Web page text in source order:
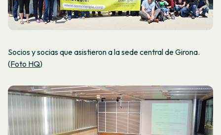
Socios y socias que asistieron a la sede central de Girona.
(Foto HQ)